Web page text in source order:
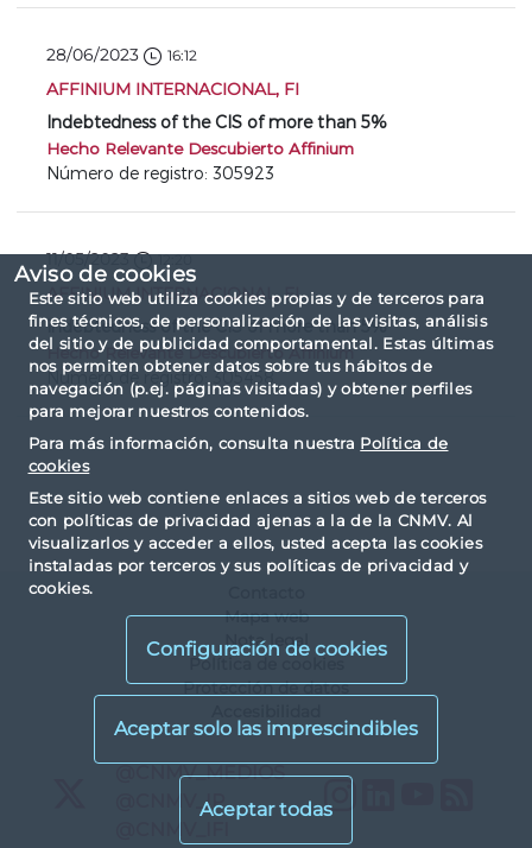
Aviso de cookies
Este sitio web utiliza cookies propias y de terceros para
fines técnicos, de personalización de las visitas, análisis
del sitio y de publicidad comportamental. Estas últimas
nos permiten obtener datos sobre tus hábitos de
navegación (p.ej. páginas visitadas) y obtener perfiles
para mejorar nuestros contenidos.
Para más información, consulta nuestra Política de
cookies
Este sitio web contiene enlaces a sitios web de terceros
con políticas de privacidad ajenas a la de la CNMV. Al
visualizarlos y acceder a ellos, usted acepta las cookies
instaladas por terceros y sus políticas de privacidad y
cookies.
Configuración de cookies
28/06/2023 16:12
AFFINIUM INTERNACIONAL, FI
Indebtedness of the CIS of more than 5%
Hecho Relevante Descubierto Affinium
Número de registro: 305923
11/05/2023 12:20
AFFINIUM INTERNACIONAL, FI
Indebtedness of the CIS of more than 5%
Hecho Relevante Descubierto Affinium
Número de registro: 305458
Mapa web
Nota legal
Política de cookies
Protección de datos
X@CNMV_MEDIOS
@CNMV_IP